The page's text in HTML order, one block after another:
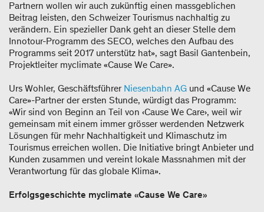
Partnern wollen wir auch zukünftig einen massgeblichen
Beitrag leisten, den Schweizer Tourismus nachhaltig zu
verändern. Ein spezieller Dank geht an dieser Stelle dem
Innotour-Programm des SECO, welches den Aufbau des
Programms seit 2017 unterstütz hat», sagt Basil Gantenbein,
Projektleiter myclimate «Cause We Care».
Urs Wohler, Geschäftsführer Niesenbahn AG und «Cause We
Care»-Partner der ersten Stunde, würdigt das Programm:
«Wir sind von Beginn an Teil von ‹Cause We Care›, weil wir
gemeinsam mit einem immer grösser werdenden Netzwerk
Lösungen für mehr Nachhaltigkeit und Klimaschutz im
Tourismus erreichen wollen. Die Initiative bringt Anbieter und
Kunden zusammen und vereint lokale Massnahmen mit der
Verantwortung für das globale Klima».
Erfolgsgeschichte myclimate «Cause We Care»